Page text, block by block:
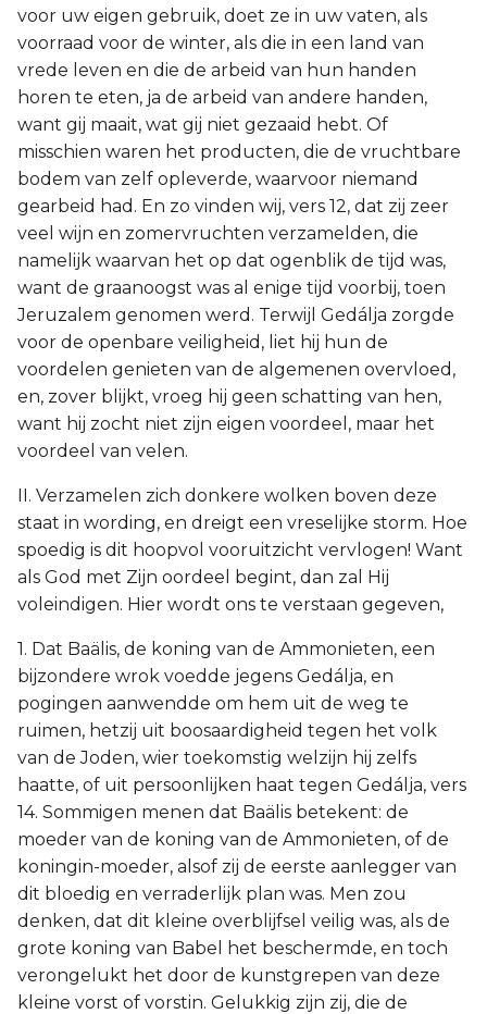
voor uw eigen gebruik, doet ze in uw vaten, als
voorraad voor de winter, als die in een land van
vrede leven en die de arbeid van hun handen
horen te eten, ja de arbeid van andere handen,
want gij maait, wat gij niet gezaaid hebt. Of
misschien waren het producten, die de vruchtbare
bodem van zelf opleverde, waarvoor niemand
gearbeid had. En zo vinden wij, vers 12, dat zij zeer
veel wijn en zomervruchten verzamelden, die
namelijk waarvan het op dat ogenblik de tijd was,
want de graanoogst was al enige tijd voorbij, toen
Jeruzalem genomen werd. Terwijl Gedálja zorgde
voor de openbare veiligheid, liet hij hun de
voordelen genieten van de algemenen overvloed,
en, zover blijkt, vroeg hij geen schatting van hen,
want hij zocht niet zijn eigen voordeel, maar het
voordeel van velen.
II. Verzamelen zich donkere wolken boven deze
staat in wording, en dreigt een vreselijke storm. Hoe
spoedig is dit hoopvol vooruitzicht vervlogen! Want
als God met Zijn oordeel begint, dan zal Hij
voleindigen. Hier wordt ons te verstaan gegeven,
1. Dat Baälis, de koning van de Ammonieten, een
bijzondere wrok voedde jegens Gedálja, en
pogingen aanwendde om hem uit de weg te
ruimen, hetzij uit boosaardigheid tegen het volk
van de Joden, wier toekomstig welzijn hij zelfs
haatte, of uit persoonlijken haat tegen Gedálja, vers
14. Sommigen menen dat Baälis betekent: de
moeder van de koning van de Ammonieten, of de
koningin-moeder, alsof zij de eerste aanlegger van
dit bloedig en verraderlijk plan was. Men zou
denken, dat dit kleine overblijfsel veilig was, als de
grote koning van Babel het beschermde, en toch
verongelukt het door de kunstgrepen van deze
kleine vorst of vorstin. Gelukkig zijn zij, die de